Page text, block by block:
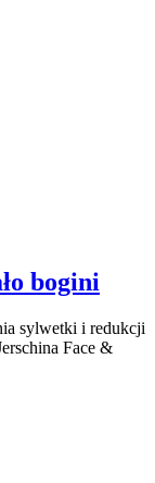
bogini
sylwetki i redukcji
Face &